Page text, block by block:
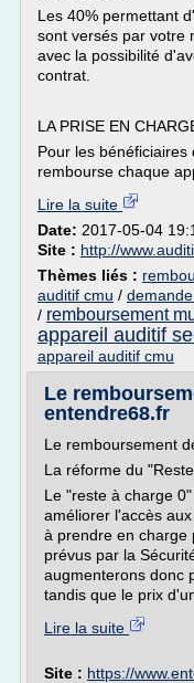
Les 40% permettant
sont versés par votre
avec la possibilité
contrat.
LA PRISE EN
Pour les bénéficiaires
rembourse chaque
Lire la suite
Date: 2017-05-04
Site : http://
Thèmes liés :
auditif cmu /
/ remboursement
appareil auditif
appareil auditif cmu
Le
entendre68.fr
Le remboursement
La réforme du
Le "reste à charge
améliorer l'accès
à prendre en charge
prévus par la
augmenterons donc
tandis que le prix
Lire la suite
Site : https://